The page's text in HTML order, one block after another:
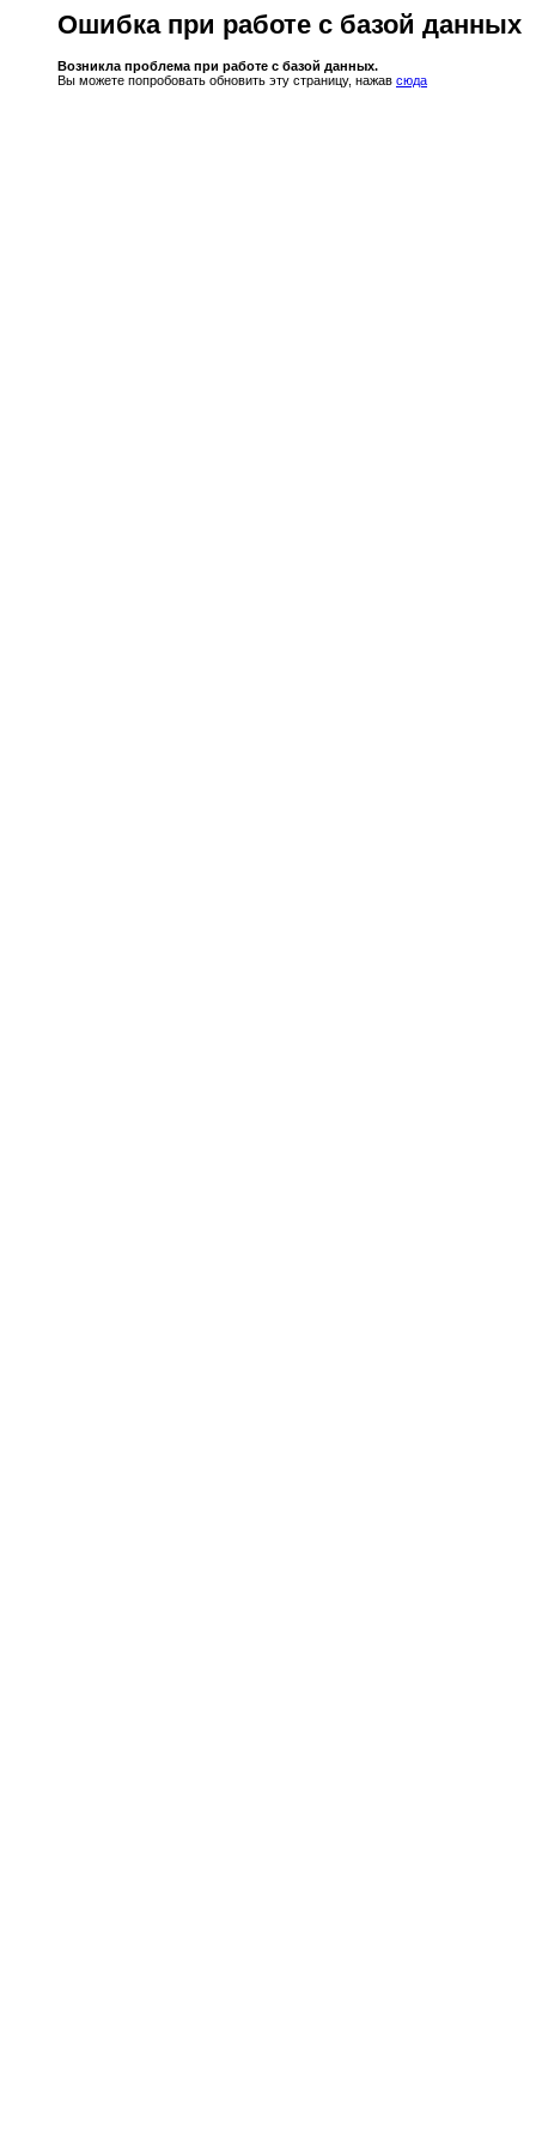
Ошибка при работе с базой данных
Возникла проблема при работе с базой данных.
Вы можете попробовать обновить эту страницу, нажав сюда